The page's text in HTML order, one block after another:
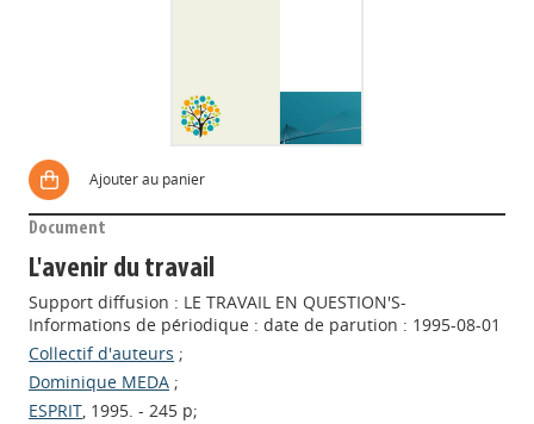
Ajouter au panier
Document
L'avenir du travail
Support diffusion : LE TRAVAIL EN QUESTION'S-
Informations de périodique : date de parution : 1995-08-01
Collectif d'auteurs ;
Dominique MEDA ;
ESPRIT, 1995. - 245 p;